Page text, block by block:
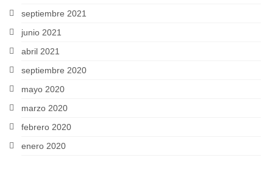
septiembre 2021
junio 2021
abril 2021
septiembre 2020
mayo 2020
marzo 2020
febrero 2020
enero 2020